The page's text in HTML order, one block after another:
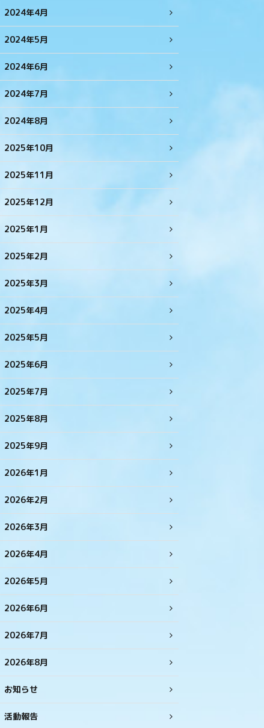
2024年4月
2024年5月
2024年6月
2024年7月
2024年8月
2025年10月
2025年11月
2025年12月
2025年1月
2025年2月
2025年3月
2025年4月
2025年5月
2025年6月
2025年7月
2025年8月
2025年9月
2026年1月
2026年2月
2026年3月
2026年4月
2026年5月
2026年6月
2026年7月
2026年8月
お知らせ
活動報告